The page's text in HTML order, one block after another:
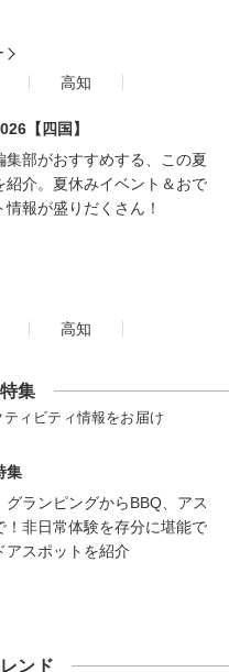
高知
【四国】
集部がおすすめする、この夏
紹介。夏休みイベント＆おで
報が盛りだくさん！
高知
集
ィビティ情報をお届け
集
グランピングからBBQ、アス
！非日常体験を存分に堪能で
アスポットを紹介
ンド